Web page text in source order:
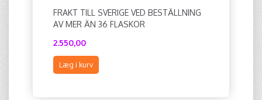
FRAKT TILL SVERIGE VED BESTÄLLNING
AV MER ÄN 36 FLASKOR
2.550,00
Læg i kurv
2021
Læg i